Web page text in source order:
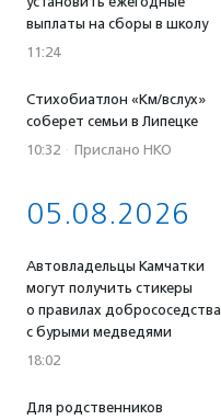
выплаты на сборы в школу
11:24
Стихобиатлон «Км/вслух»
соберет семьи в Липецке
10:32 · Прислано НКО
05.08.2026
Автовладельцы Камчатки
могут получить стикеры
о правилах добрососедства
с бурыми медведями
18:02
Для родственников